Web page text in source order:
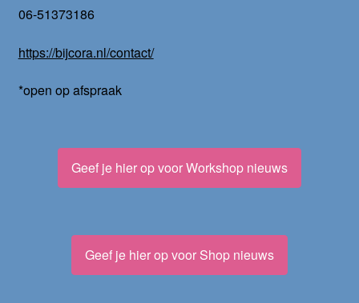
06-51373186
https://bijcora.nl/contact/
*open op afspraak
Geef je hier op voor Workshop nieuws
Geef je hier op voor Shop nieuws